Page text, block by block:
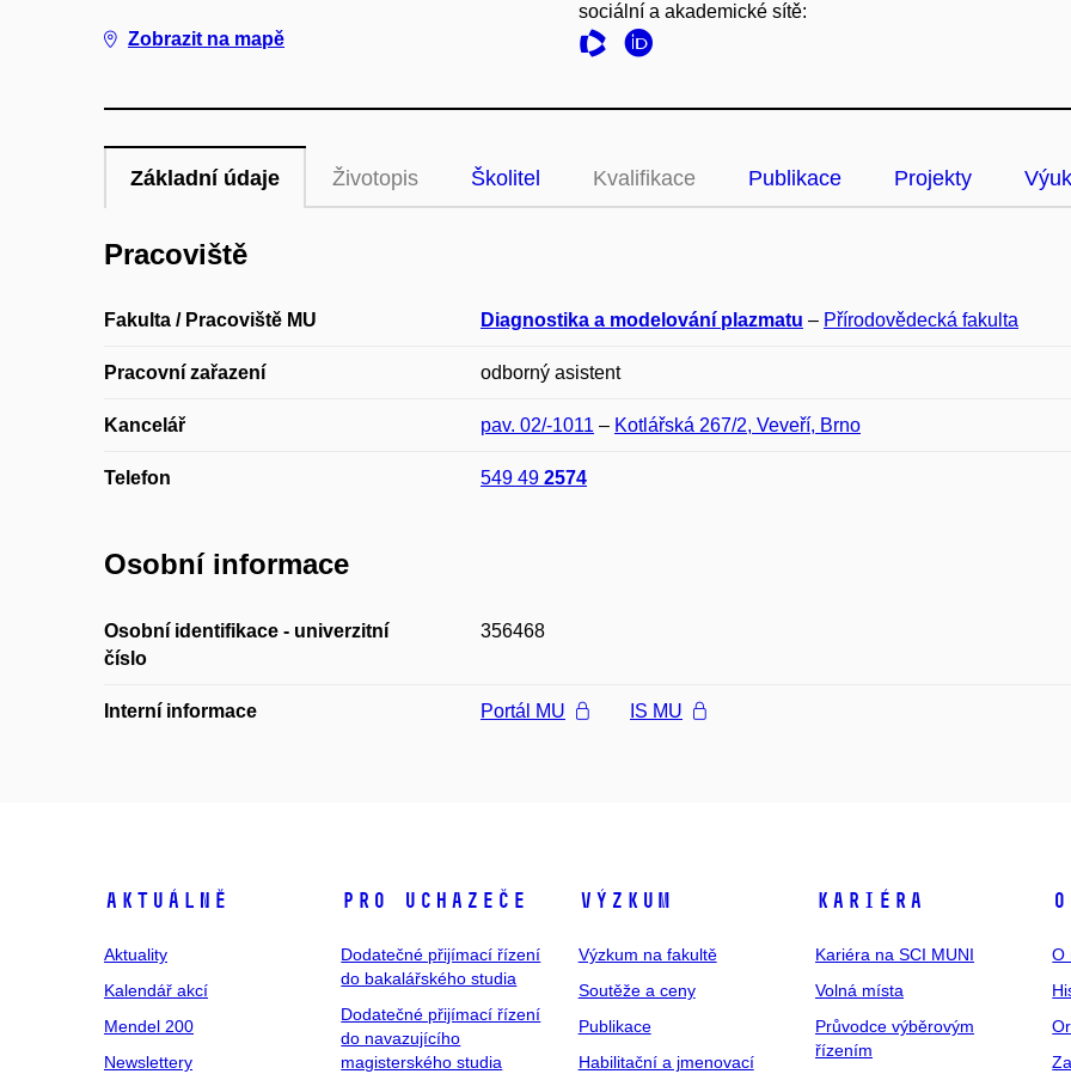
Zobrazit na mapě
sociální a akademické sítě:
Základní údaje Životopis Školitel Kvalifikace Publikace Projekty
Pracoviště
Fakulta / Pracoviště MU Diagnostika a modelování plazmatu – Přírodovědecká fakulta
Pracovní zařazení odborný asistent
Kancelář pav. 02/-1011 – Kotlářská 267/2, Veveří, Brno
Telefon 549 49 2574
Osobní informace
Osobní identifikace - univerzitní
číslo
356468
Interní informace Portál MU IS MU
Aktuálně
Aktuality
Kalendář akcí
Mendel 200
Newslettery
Pro uchazeče
Dodatečné přijímací řízení
do bakalářského studia
Dodatečné přijímací řízení
do navazujícího
magisterského studia
Výzkum
Výzkum na fakultě
Soutěže a ceny
Publikace
Habilitační a jmenovací
Kariéra
Kariéra na SCI MUNI
Volná místa
Průvodce výběrovým
řízením
O